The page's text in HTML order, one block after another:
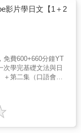
前一些之後，請再
目標。 ＜語彙‧
句型練習的新單字、
會話中選出之句型
Can-do」之活動方
的主題進行訪問、對
習目的在於實際運用
配合對方說話。 ＜
假名之後才開始閱
實際學習的進度晚
讓學習者能彼此交換
擬真的情境對話，只
到哪種場景，都能
& 3 這個句型超好
個句型超好用！」，
要〜」這種簡單的
以運用在各種場景，
單的解釋和例句練
& 4 旅遊單字吃到
、「含稅」又該怎
現的相關單字，讓你
，旅途中還是不會
需要的字彙，比一比
音檔，讓你跟著說
★本書7大特色： & 1
學 本書精選6大類50
的情況，包含「社
「聊天」、「一
等等，只要扎實學
必須用到的日語，不
想要在日本生活也不
話教學 6大類下分出
「打錯電話」、
真的情境對話，只
遇到哪種場合，都能
& 3 「這句話最好
只要一本，跟著唸、
讀、寫，就能一次
用日語書有何不
都是日本上班族天
完全實戰：情境主
遇到的日商公司的各
讓您熟悉職場專用名
用怕！ 4）完全攻
熟50音也沒關係，
說一口好日語！
日本上司、同事與客
系畢業生的夢想，但
各業未必真正重視
場，也可能面臨日
你是否也曾被身邊
麼用」？是否受到
懷疑自己呢？&赴日學
、任職期間也遇過許
實現自我，她將在本
如何找到適合的工
力、該用怎樣的心
學、生活，面臨文化
敬語、守時觀念、
認知、注重規範標
影片學日文【1＋2
免費600+660分鐘YT
次學完基礎文法與日
＋第二集（口語會話
影音日語課
費600+660分鐘YT真
老師母語發音！媲美